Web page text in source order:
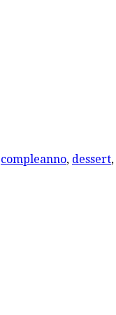
compleanno, dessert,